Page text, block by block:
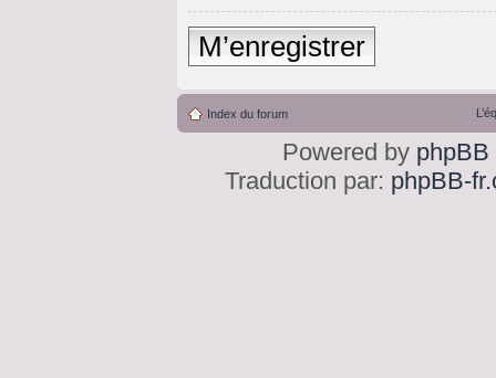
M’enregistrer
Index du forum
Powered by phpBB
Traduction par: phpBB-